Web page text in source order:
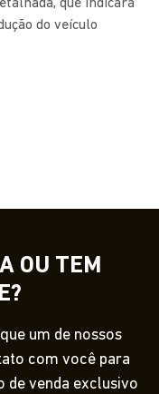
que indicará
do veículo
OU TEM
um de nossos
com você para
de venda exclusivo